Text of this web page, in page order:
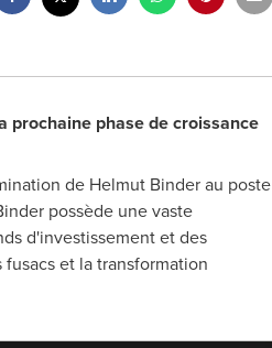
phase de croissance
de Helmut Binder au poste
possède une vaste
d'investissement et des
et la transformation